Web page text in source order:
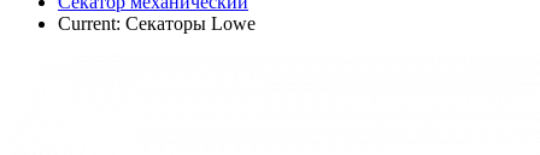
Current: Секаторы Lowe